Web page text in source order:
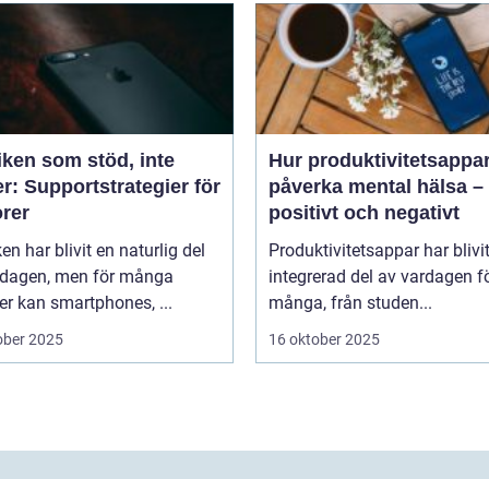
som stöd, inte
Supportstrategier för
har blivit en naturlig del
men för många
kan smartphones, ...
2025
Hur
påverka mental hälsa –
positivt och negativt
Produktivitetsappar har
integrerad del av vardagen
många, från studen...
16 oktober 2025